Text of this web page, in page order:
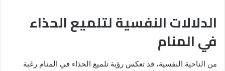
الدلالات النفسية لتلميع الحذاء
في المنام
من الناحية النفسية، قد تعكس رؤية تلميع الحذاء في المنام رغبة